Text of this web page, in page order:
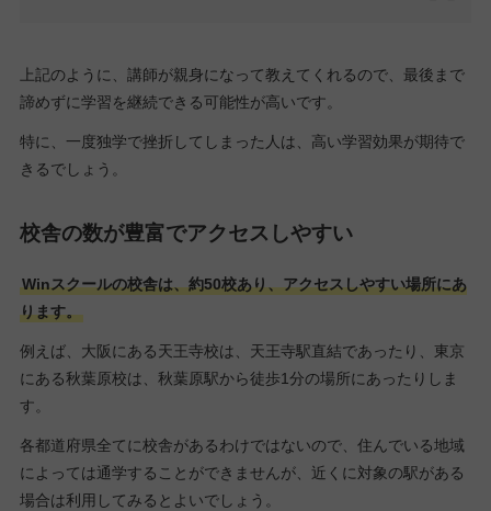
上記のように、講師が親身になって教えてくれるので、最後まで
諦めずに学習を継続できる可能性が高いです。
特に、一度独学で挫折してしまった人は、高い学習効果が期待で
きるでしょう。
校舎の数が豊富でアクセスしやすい
Winスクールの校舎は、約50校あり、アクセスしやすい場所にあ
ります。
例えば、大阪にある天王寺校は、天王寺駅直結であったり、東京
にある秋葉原校は、秋葉原駅から徒歩1分の場所にあったりしま
す。
各都道府県全てに校舎があるわけではないので、住んでいる地域
によっては通学することができませんが、近くに対象の駅がある
場合は利用してみるとよいでしょう。